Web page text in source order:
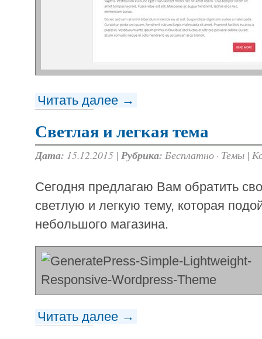
Читать далее →
Светлая и легкая тема
Дата: 15.12.2015 | Рубрика: Бесплатно · Темы |
Сегодня предлагаю Вам обратить
светлую и легкую тему, которая
небольшого магазина.
Читать далее →